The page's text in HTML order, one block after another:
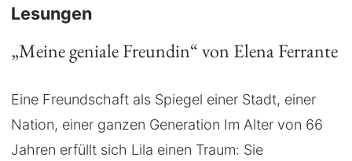
Lesungen
„Meine geniale Freundin“ von Elena Ferrante
Eine Freundschaft als Spiegel einer Stadt, einer
Nation, einer ganzen Generation Im Alter von 66
Jahren erfüllt sich Lila einen Traum: Sie